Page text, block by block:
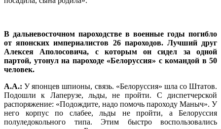
В дальневосточном пароходстве в военные годы погибло
от японских империалистов 26 пароходов. Лучший друг
Алексея Аполосовича, с которым он сидел за одной
партой, утонул на пароходе «Белоруссия» с командой в 50
человек.
А.А.: У японцев шпионы, связь. «Белоруссия» шла со Штатов.
Подошли к Лаперузе, льды, не пройти. С диспетчерской
распоряжение: «Подождите, надо помочь пароходу Маныч». У
него корпус по слабее, льды не пройти, а Белоруссия
полуледокольного типа. Этим быстро воспользовались